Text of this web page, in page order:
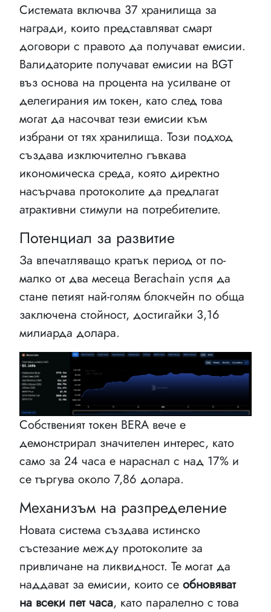
Системата включва 37 хранилища за
награди, които представляват смарт
договори с правото да получават емисии.
Валидаторите получават емисии на BGT
въз основа на процента на усилване от
делегирания им токен, като след това
могат да насочват тези емисии към
избрани от тях хранилища. Този подход
създава изключително гъвкава
икономическа среда, която директно
насърчава протоколите да предлагат
атрактивни стимули на потребителите.
Потенциал за развитие
За впечатляващо кратък период от по-
малко от два месеца Berachain успя да
стане петият най-голям блокчейн по обща
заключена стойност, достигайки 3,16
милиарда долара.
Собственият токен BERA вече е
демонстрирал значителен интерес, като
само за 24 часа е нараснал с над 17% и
се търгува около 7,86 долара.
Механизъм на разпределение
Новата система създава истинско
състезание между протоколите за
привличане на ликвидност. Те могат да
наддават за емисии, които се обновяват
на всеки пет часа, като паралелно с това